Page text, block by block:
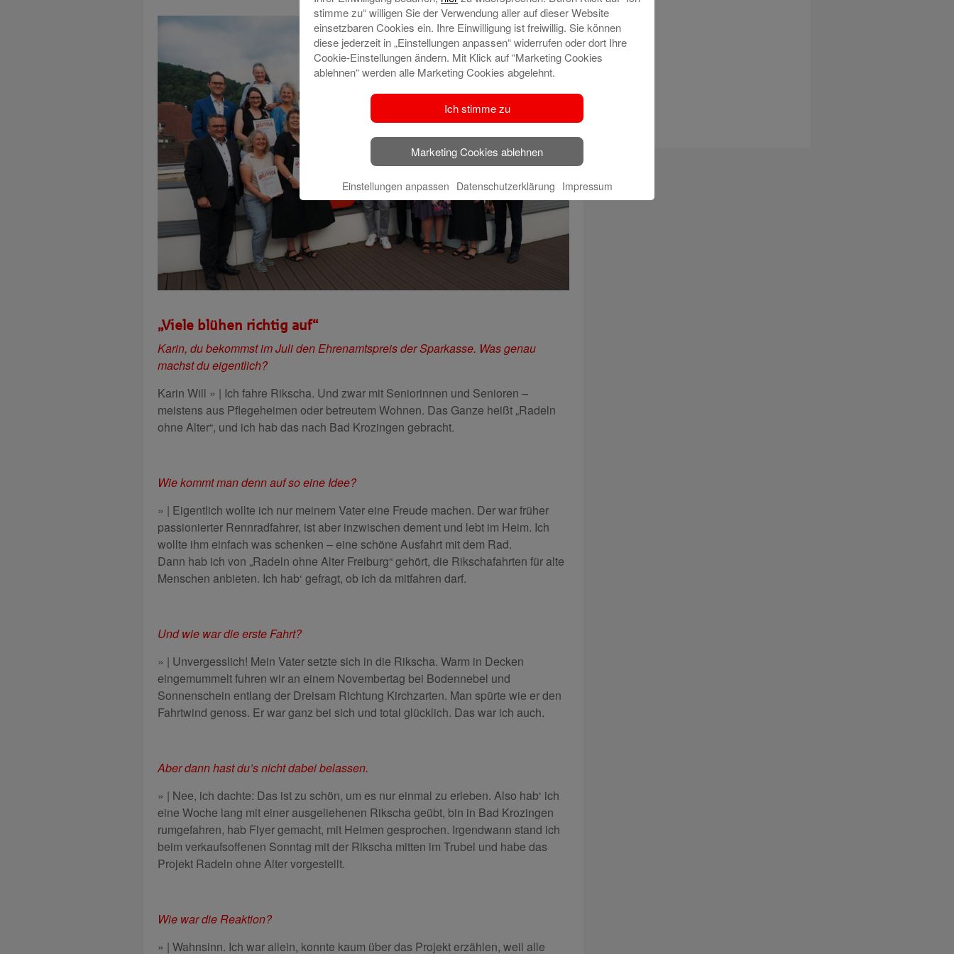
„Viele blühen richtig auf“
Karin, du bekommst im Juli den Ehrenamtspreis der Sparkasse. Was genau
machst du eigentlich?
Karin Will » | Ich fahre Rikscha. Und zwar mit Seniorinnen und Senioren –
meistens aus Pflegeheimen oder betreutem Wohnen. Das Ganze heißt „Radeln
ohne Alter“, und ich hab das nach Bad Krozingen gebracht.
Wie kommt man denn auf so eine Idee?
» | Eigentlich wollte ich nur meinem Vater eine Freude machen. Der war früher
passionierter Rennradfahrer, ist aber inzwischen dement und lebt im Heim. Ich
wollte ihm einfach was schenken – eine schöne Ausfahrt mit dem Rad.
Dann hab ich von „Radeln ohne Alter Freiburg“ gehört, die Rikschafahrten für alte
Menschen anbieten. Ich hab‘ gefragt, ob ich da mitfahren darf.
Und wie war die erste Fahrt?
» | Unvergesslich! Mein Vater setzte sich in die Rikscha. Warm in Decken
eingemummelt fuhren wir an einem Novembertag bei Bodennebel und
Sonnenschein entlang der Dreisam Richtung Kirchzarten. Man spürte wie er den
Fahrtwind genoss. Er war ganz bei sich und total glücklich. Das war ich auch.
Aber dann hast du’s nicht dabei belassen.
» | Nee, ich dachte: Das ist zu schön, um es nur einmal zu erleben. Also hab‘ ich
eine Woche lang mit einer ausgeliehenen Rikscha geübt, bin in Bad Krozingen
rumgefahren, hab Flyer gemacht, mit Heimen gesprochen. Irgendwann stand ich
beim verkaufsoffenen Sonntag mit der Rikscha mitten im Trubel und habe das
Projekt Radeln ohne Alter vorgestellt.
Wie war die Reaktion?
» | Wahnsinn. Ich war allein, konnte kaum über das Projekt erzählen, weil alle
stimme zu“ willigen Sie der Verwendung aller auf dieser Website
einsetzbaren Cookies ein. Ihre Einwilligung ist freiwillig. Sie können
diese jederzeit in „Einstellungen anpassen“ widerrufen oder dort Ihre
Cookie-Einstellungen ändern. Mit Klick auf “Marketing Cookies
ablehnen“ werden alle Marketing Cookies abgelehnt.
Ich stimme zu
Marketing Cookies ablehnen
Einstellungen anpassen Datenschutzerklärung Impressum